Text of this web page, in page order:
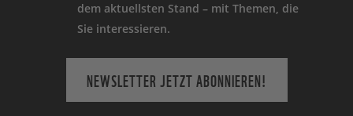
dem aktuellsten Stand – mit Themen, die
Sie interessieren.
NEWSLETTER JETZT ABONNIEREN!